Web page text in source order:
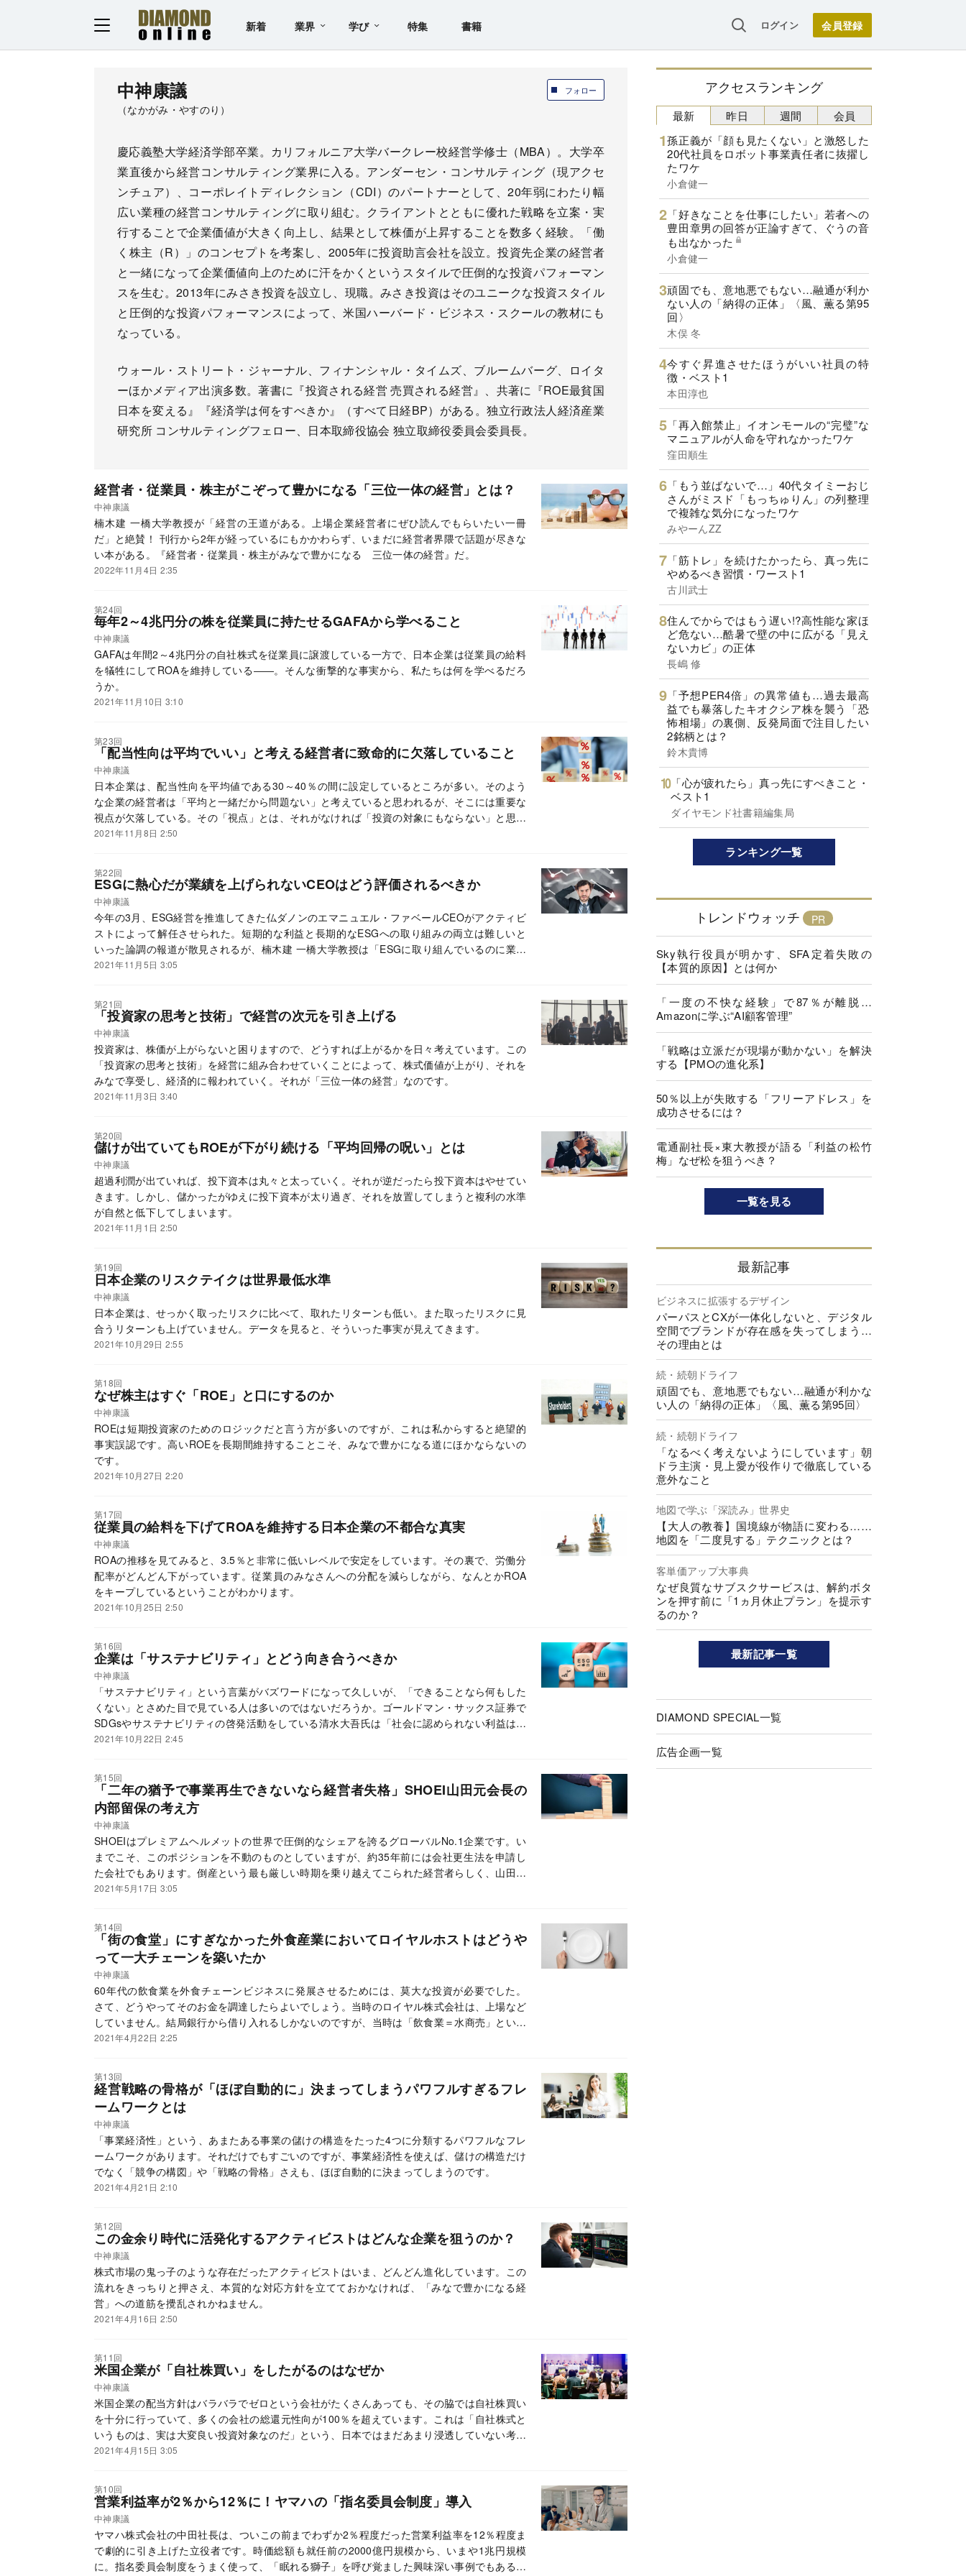
新着 業界 学び 特集 書籍 ログイン
フォロー
中神康議
（なかがみ・やすのり）
慶応義塾大学経済学部卒業。カリフォルニア大学バークレー校経営学修士（MBA）。大学卒
業直後から経営コンサルティング業界に入る。アンダーセン・コンサルティング（現アクセ
ンチュア）、コーポレイトディレクション（CDI）のパートナーとして、20年弱にわたり幅
広い業種の経営コンサルティングに取り組む。クライアントとともに優れた戦略を立案・実
行することで企業価値が大きく向上し、結果として株価が上昇することを数多く経験。「働
く株主（R）」のコンセプトを考案し、2005年に投資助言会社を設立。投資先企業の経営者
と一緒になって企業価値向上のために汗をかくというスタイルで圧倒的な投資パフォーマン
スを生む。2013年にみさき投資を設立し、現職。みさき投資はそのユニークな投資スタイル
と圧倒的な投資パフォーマンスによって、米国ハーバード・ビジネス・スクールの教材にも
なっている。
ウォール・ストリート・ジャーナル、フィナンシャル・タイムズ、ブルームバーグ、ロイタ
ーほかメディア出演多数。著書に『投資される経営 売買される経営』、共著に『ROE最貧国
日本を変える』『経済学は何をすべきか』（すべて日経BP）がある。独立行政法人経済産業
研究所 コンサルティングフェロー、日本取締役協会 独立取締役委員会委員長。
経営者・従業員・株主がこぞって豊かになる「三位一体の経営」とは？
中神康議
楠木建 一橋大学教授が「経営の王道がある。上場企業経営者にぜひ読んでもらいたい一冊
だ」と絶賛！ 刊行から2年が経っているにもかかわらず、いまだに経営者界隈で話題が尽きな
い本がある。『経営者・従業員・株主がみなで豊かになる 三位一体の経営』だ。
2022年11月4日 2:35
第24回
毎年2～4兆円分の株を従業員に持たせるGAFAから学べること
中神康議
GAFAは年間2～4兆円分の自社株式を従業員に譲渡している一方で、日本企業は従業員の給料
を犠牲にしてROAを維持している――。そんな衝撃的な事実から、私たちは何を学べるだろ
うか。
2021年11月10日 3:10
第23回
「配当性向は平均でいい」と考える経営者に致命的に欠落していること
中神康議
日本企業は、配当性向を平均値である30～40％の間に設定しているところが多い。そのよう
な企業の経営者は「平均と一緒だから問題ない」と考えていると思われるが、そこには重要な
視点が欠落している。その「視点」とは、それがなければ「投資の対象にもならない」と思わ
れるほど不可欠なものだ。一体なんだろうか。
2021年11月8日 2:50
第22回
ESGに熱心だが業績を上げられないCEOはどう評価されるべきか
中神康議
今年の3月、ESG経営を推進してきた仏ダノンのエマニュエル・ファベールCEOがアクティビ
ストによって解任させられた。短期的な利益と長期的なESGへの取り組みの両立は難しいと
いった論調の報道が散見されるが、楠木建 一橋大学教授は「ESGに取り組んでいるのに業績
が問われるのであれば、そもそも本業に問題がある」と辛辣だ。
2021年11月5日 3:05
第21回
「投資家の思考と技術」で経営の次元を引き上げる
中神康議
投資家は、株価が上がらないと困りますので、どうすれば上がるかを日々考えています。この
「投資家の思考と技術」を経営に組み合わせていくことによって、株式価値が上がり、それを
みなで享受し、経済的に報われていく。それが「三位一体の経営」なのです。
2021年11月3日 3:40
第20回
儲けが出ていてもROEが下がり続ける「平均回帰の呪い」とは
中神康議
超過利潤が出ていれば、投下資本は丸々と太っていく。それが逆だったら投下資本はやせてい
きます。しかし、儲かったがゆえに投下資本が太り過ぎ、それを放置してしまうと複利の水準
が自然と低下してしまいます。
2021年11月1日 2:50
第19回
日本企業のリスクテイクは世界最低水準
中神康議
日本企業は、せっかく取ったリスクに比べて、取れたリターンも低い。また取ったリスクに見
合うリターンも上げていません。データを見ると、そういった事実が見えてきます。
2021年10月29日 2:55
第18回
なぜ株主はすぐ「ROE」と口にするのか
中神康議
ROEは短期投資家のためのロジックだと言う方が多いのですが、これは私からすると絶望的
事実誤認です。高いROEを長期間維持することこそ、みなで豊かになる道にほかならないの
です。
2021年10月27日 2:20
第17回
従業員の給料を下げてROAを維持する日本企業の不都合な真実
中神康議
ROAの推移を見てみると、3.5％と非常に低いレベルで安定をしています。その裏で、労働分
配率がどんどん下がっています。従業員のみなさんへの分配を減らしながら、なんとかROA
をキープしているということがわかります。
2021年10月25日 2:50
第16回
企業は「サステナビリティ」とどう向き合うべきか
中神康議
「サステナビリティ」という言葉がバズワードになって久しいが、「できることなら何もした
くない」とさめた目で見ている人は多いのではないだろうか。ゴールドマン・サックス証券で
SDGsやサステナビリティの啓発活動をしている清水大吾氏は「社会に認められない利益は、
将来のどこかの時点で社会から拒絶されてしまう」と警鐘を鳴らすが、これはどういうこと
2021年10月22日 2:45
第15回
「二年の猶予で事業再生できないなら経営者失格」SHOEI山田元会長の
内部留保の考え方
中神康議
SHOEIはプレミアムヘルメットの世界で圧倒的なシェアを誇るグローバルNo.1企業です。い
までこそ、このポジションを不動のものとしていますが、約35年前には会社更生法を申請し
た会社でもあります。倒産という最も厳しい時期を乗り越えてこられた経営者らしく、山田さ
んはお金の使い方について規律の利いた思想を持っています。
2021年5月17日 3:05
第14回
「街の食堂」にすぎなかった外食産業においてロイヤルホストはどうや
って一大チェーンを築いたか
中神康議
60年代の飲食業を外食チェーンビジネスに発展させるためには、莫大な投資が必要でした。
さて、どうやってそのお金を調達したらよいでしょう。当時のロイヤル株式会社は、上場など
していません。結局銀行から借り入れるしかないのですが、当時は「飲食業＝水商売」という
認識が一般的で、そんな事業にお金を貸してくれる銀行は存在しませんでした。
2021年4月22日 2:25
第13回
経営戦略の骨格が「ほぼ自動的に」決まってしまうパワフルすぎるフレ
ームワークとは
中神康議
「事業経済性」という、あまたある事業の儲けの構造をたった4つに分類するパワフルなフレ
ームワークがあります。それだけでもすごいのですが、事業経済性を使えば、儲けの構造だけ
でなく「競争の構図」や「戦略の骨格」さえも、ほぼ自動的に決まってしまうのです。
2021年4月21日 2:10
第12回
この金余り時代に活発化するアクティビストはどんな企業を狙うのか？
中神康議
株式市場の鬼っ子のような存在だったアクティビストはいま、どんどん進化しています。この
流れをきっちりと押さえ、本質的な対応方針を立てておかなければ、「みなで豊かになる経
営」への道筋を攪乱されかねません。
2021年4月16日 2:50
第11回
米国企業が「自社株買い」をしたがるのはなぜか
中神康議
米国企業の配当方針はバラバラでゼロという会社がたくさんあっても、その脇では自社株買い
を十分に行っていて、多くの会社の総還元性向が100％を超えています。これは「自社株式と
いうものは、実は大変良い投資対象なのだ」という、日本ではまだあまり浸透していない考え
方に基づいています。どういうことでしょう。
2021年4月15日 3:05
第10回
営業利益率が2％から12％に！ヤマハの「指名委員会制度」導入
中神康議
ヤマハ株式会社の中田社長は、ついこの前までわずか2％程度だった営業利益率を12％程度ま
で劇的に引き上げた立役者です。時価総額も就任前の2000億円規模から、いまや1兆円規模
に。指名委員会制度をうまく使って、「眠れる獅子」を呼び覚ました興味深い事例でもあるの
アクセスランキング
最新
孫正義が「顔も見たくない」と激怒した
20代社員をロボット事業責任者に抜擢し
たワケ
小倉健一
「好きなことを仕事にしたい」若者への
豊田章男の回答が正論すぎて、ぐうの音
も出なかった
小倉健一
頑固でも、意地悪でもない…融通が利か
ない人の「納得の正体」〈風、薫る第95
回〉
木俣 冬
今すぐ昇進させたほうがいい社員の特
徴・ベスト1
本田淳也
「再入館禁止」イオンモールの“完璧”な
マニュアルが人命を守れなかったワケ
窪田順生
「もう並ばないで…」40代タイミーおじ
さんがミスド「もっちゅりん」の列整理
で複雑な気分になったワケ
みやーんZZ
「筋トレ」を続けたかったら、真っ先に
やめるべき習慣・ワースト1
古川武士
住んでからではもう遅い!?高性能な家ほ
ど危ない…酷暑で壁の中に広がる「見え
ないカビ」の正体
長嶋 修
「予想PER4倍」の異常値も…過去最高
益でも暴落したキオクシア株を襲う「恐
怖相場」の裏側、反発局面で注目したい
2銘柄とは？
鈴木貴博
「心が疲れたら」真っ先にすべきこと・
ベスト1
ダイヤモンド社書籍編集局
昨日 週間 会員
ランキング一覧
トレンドウォッチ
Sky執行役員が明かす、SFA定着失敗の
【本質的原因】とは何か
「一度の不快な経験」で87％が離脱…
Amazonに学ぶ“AI顧客管理”
「戦略は立派だが現場が動かない」を解決
する【PMOの進化系】
50％以上が失敗する「フリーアドレス」を
成功させるには？
電通副社長×東大教授が語る「利益の松竹
梅」なぜ松を狙うべき？
一覧を見る
最新記事
ビジネスに拡張するデザイン
パーパスとCXが一体化しないと、デジタル
空間でブランドが存在感を失ってしまう…
その理由とは
続・続朝ドライフ
頑固でも、意地悪でもない…融通が利かな
い人の「納得の正体」〈風、薫る第95回〉
続・続朝ドライフ
「なるべく考えないようにしています」朝
ドラ主演・見上愛が役作りで徹底している
意外なこと
地図で学ぶ「深読み」世界史
【大人の教養】国境線が物語に変わる……
地図を「二度見する」テクニックとは？
客単価アップ大事典
なぜ良質なサブスクサービスは、解約ボタ
ンを押す前に「1ヵ月休止プラン」を提示す
るのか？
最新記事一覧
DIAMOND SPECIAL一覧
広告企画一覧